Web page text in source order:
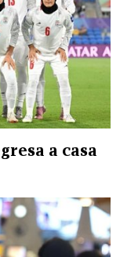
a casa